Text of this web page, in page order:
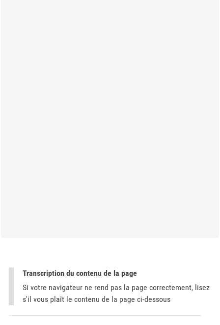
Transcription du contenu de la page
Si votre navigateur ne rend pas la page correctement, lisez
s'il vous plaît le contenu de la page ci-dessous